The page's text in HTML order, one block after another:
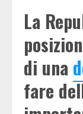
La
di una
fare